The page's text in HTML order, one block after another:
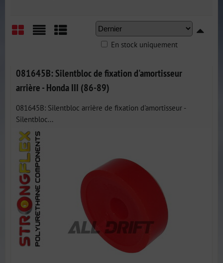
En stock uniquement
081645B: Silentbloc de fixation d'amortisseur
arrière - Honda III (86-89)
081645B: Silentbloc arrière de fixation d'amortisseur -
Silentbloc...